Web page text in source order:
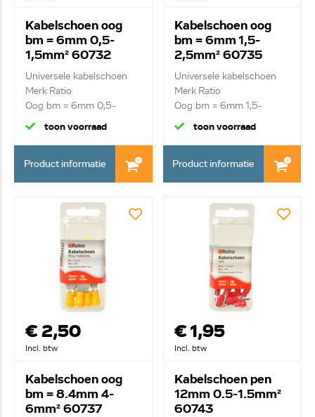
Kabelschoen oog
bm = 6mm 0,5-
1,5mm² 60732
Universele kabelschoen
Merk Ratio
Oog bm = 6mm 0,5-
1,5mm²
toon voorraad
Product informatie
Kabelschoen oog
bm = 6mm 1,5-
2,5mm² 60735
Universele kabelschoen
Merk Ratio
Oog bm = 6mm 1,5-
2,5mm²
toon voorraad
Product informatie
€ 2,50
Incl. btw
Kabelschoen oog
bm = 8.4mm 4-
6mm² 60737
€ 1,95
Incl. btw
Kabelschoen pen
12mm 0.5-1.5mm²
60743